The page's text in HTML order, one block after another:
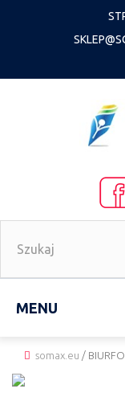
MENU
somax.eu /